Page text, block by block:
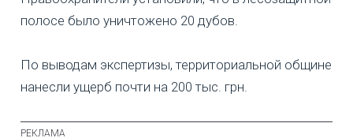
полосе было уничтожено 20 дубов.
По выводам экспертизы, территориальной общине
нанесли ущерб почти на 200 тыс. грн.